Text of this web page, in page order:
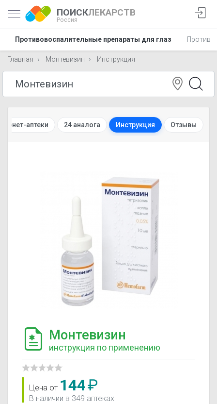
ПОИСКЛЕКАРСТВ
Россия
Противовоспалительные препараты для глаз
Главная Монтевизин Инструкция
аптеки 24 аналога Инструкция Отзывы
Монтевизин
инструкция по применению
Цена от 144₽
В наличии в 349 аптеках